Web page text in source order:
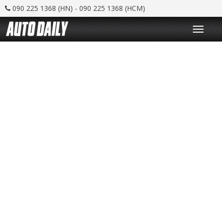
090 225 1368 (HN) - 090 225 1368 (HCM)
T
o
g